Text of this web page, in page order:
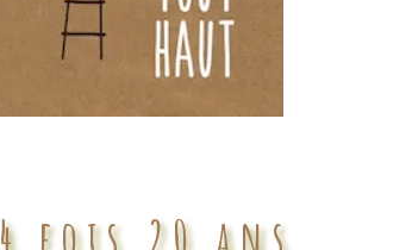
4 fois 20 ans